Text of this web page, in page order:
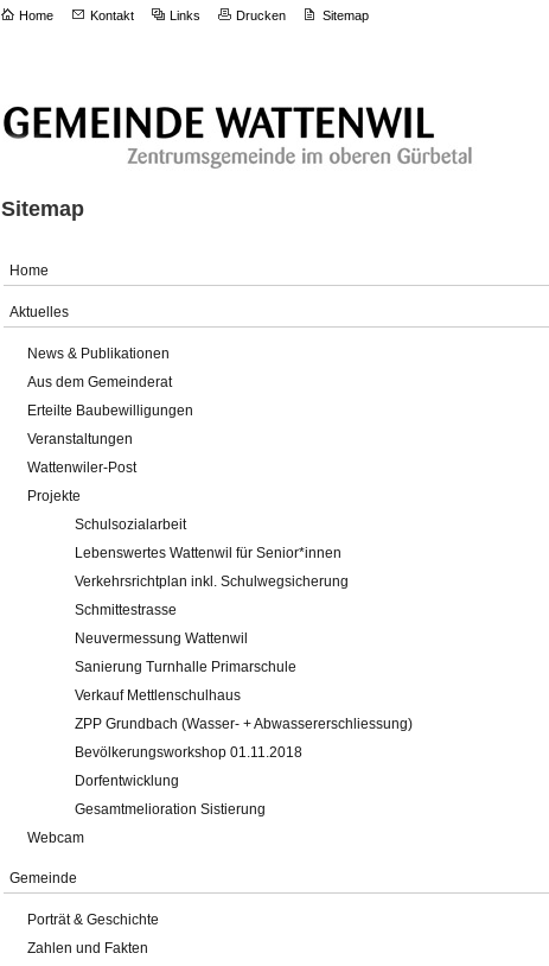
Home Kontakt Links Drucken Sitemap
Sitemap
Home
Aktuelles
News & Publikationen
Aus dem Gemeinderat
Erteilte Baubewilligungen
Veranstaltungen
Wattenwiler-Post
Projekte
Schulsozialarbeit
Lebenswertes Wattenwil für Senior*innen
Verkehrsrichtplan inkl. Schulwegsicherung
Schmittestrasse
Neuvermessung Wattenwil
Sanierung Turnhalle Primarschule
Verkauf Mettlenschulhaus
ZPP Grundbach (Wasser- + Abwassererschliessung)
Bevölkerungsworkshop 01.11.2018
Dorfentwicklung
Gesamtmelioration Sistierung
Webcam
Gemeinde
Porträt & Geschichte
Zahlen und Fakten